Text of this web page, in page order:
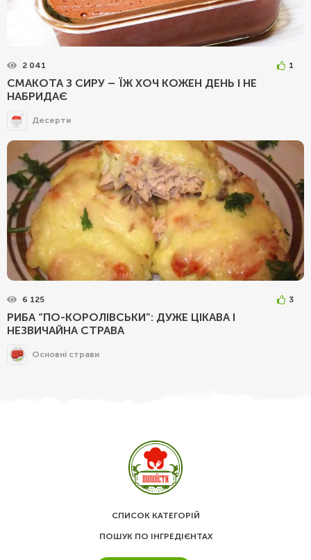
2 041 1
СМАКОТА З СИРУ – ЇЖ ХОЧ КОЖЕН ДЕНЬ І НЕ
НАБРИДАЄ
Десерти
6 125 3
РИБА “ПО-КОРОЛІВСЬКИ”: ДУЖЕ ЦІКАВА І
НЕЗВИЧАЙНА СТРАВА
Основні страви
СПИСОК КАТЕГОРІЙ
ПОШУК ПО ІНГРЕДІЄНТАХ